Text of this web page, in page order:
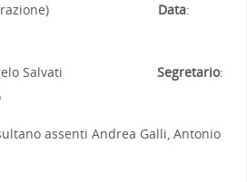
Data:
Salvati Segretario:
assenti Andrea Galli, Antonio